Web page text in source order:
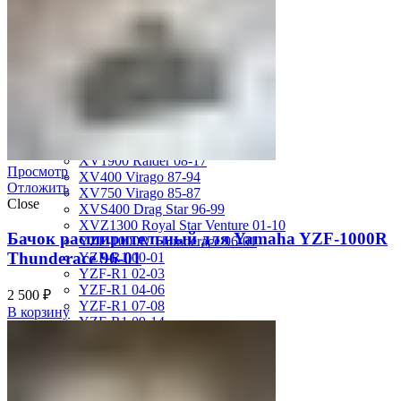
MT-01 05-09
TDM850 96-01
XJR1200 94-98
XJR400 97-06
XV1900 Raider 08-17
XV400 Virago 87-94
XV750 Virago 85-87
XVS400 Drag Star 96-99
XVZ1300 Royal Star Venture 01-10
YZF-1000R Thunderace 96-01
YZF-R1 00-01
YZF-R1 02-03
YZF-R1 04-06
YZF-R1 07-08
YZF-R1 09-14
YZF-R6 03-05
Просмотр
Отложить
Close
Бачок расширительный для Yamaha YZF-1000R
Thunderace 96-01
2 500 ₽
В корзину